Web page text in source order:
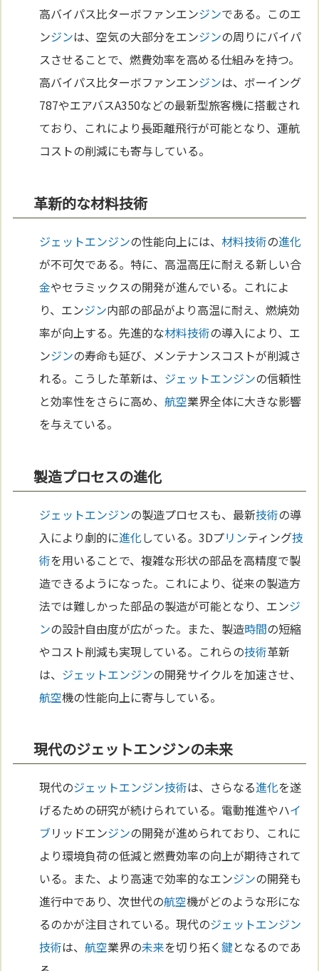
高バイパス比ターボファンエンジンである。このエ
ンジンは、空気の大部分をエンジンの周りにバイパ
スさせることで、燃費効率を高める仕組みを持つ。
高バイパス比ターボファンエンジンは、ボーイング
787やエアバスA350などの最新型旅客機に搭載され
ており、これにより長距離飛行が可能となり、運航
コストの削減にも寄与している。
革新的な材料技術
ジェットエンジンの性能向上には、材料技術の進化
が不可欠である。特に、高温高圧に耐える新しい合
金やセラミックスの開発が進んでいる。これによ
り、エンジン内部の部品がより高温に耐え、燃焼効
率が向上する。先進的な材料技術の導入により、エ
ンジンの寿命も延び、メンテナンスコストが削減さ
れる。こうした革新は、 ジェットエンジンの信頼性
と効率性をさらに高め、航空業界全体に大きな影響
を与えている。
製造プロセスの進化
ジェットエンジンの製造プロセスも、最新技術の導
入により劇的に進化している。3Dプリンティング技
術を用いることで、複雑な形状の部品を高精度で製
造できるようになった。これにより、従来の製造方
法では難しかった部品の製造が可能となり、エンジ
ンの設計自由度が広がった。また、製造時間の短縮
やコスト削減も実現している。これらの技術革新
は、 ジェットエンジンの開発サイクルを加速させ、
航空機の性能向上に寄与している。
現代のジェットエンジンの未来
現代のジェットエンジン技術は、さらなる進化を遂
げるための研究が続けられている。電動推進やハイ
ブリッドエンジンの開発が進められており、これに
より環境負荷の低減と燃費効率の向上が期待されて
いる。また、より高速で効率的なエンジンの開発も
進行中であり、次世代の航空機がどのような形にな
るのかが注目されている。現代のジェットエンジン
技術は、航空業界の未来を切り拓く鍵となるのであ